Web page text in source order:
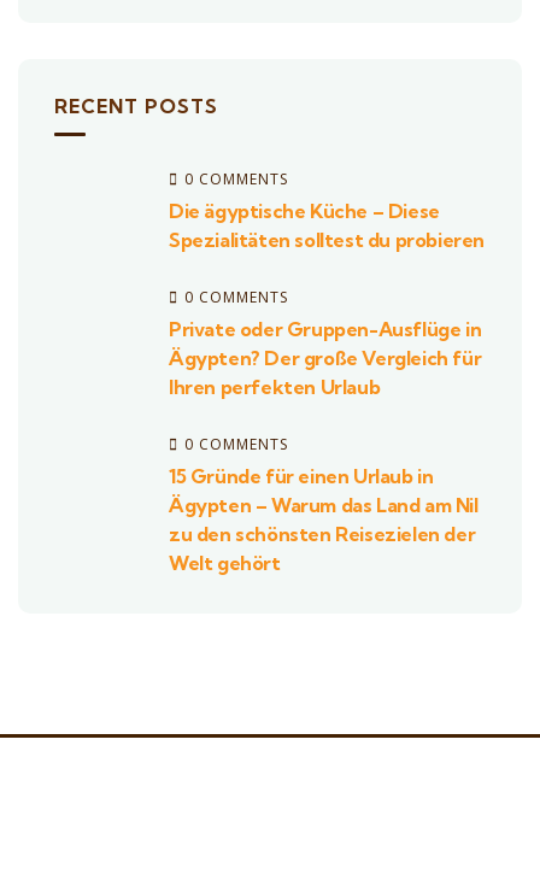
RECENT POSTS
0 COMMENTS
Die ägyptische Küche – Diese
Spezialitäten solltest du probieren
0 COMMENTS
Private oder Gruppen-Ausflüge in
Ägypten? Der große Vergleich für
Ihren perfekten Urlaub
0 COMMENTS
15 Gründe für einen Urlaub in
Ägypten – Warum das Land am Nil
zu den schönsten Reisezielen der
Welt gehört